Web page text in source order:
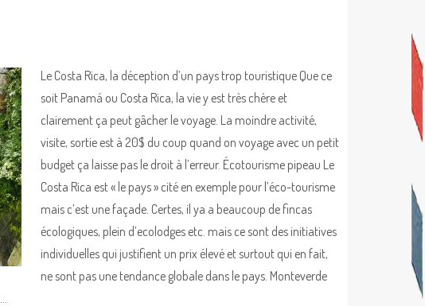
Le Costa Rica, la déception d’un pays trop touristique Que ce
soit Panamá ou Costa Rica, la vie y est très chère et
clairement ça peut gâcher le voyage. La moindre activité,
visite, sortie est à 20$ du coup quand on voyage avec un petit
budget ça laisse pas le droit à l’erreur. Écotourisme pipeau Le
Costa Rica est « le pays » cité en exemple pour l’éco-tourisme
mais c’est une façade. Certes, il ya a beaucoup de fincas
écologiques, plein d’ecolodges etc. mais ce sont des initiatives
individuelles qui justifient un prix élevé et surtout qui en fait,
ne sont pas une tendance globale dans le pays. Monteverde